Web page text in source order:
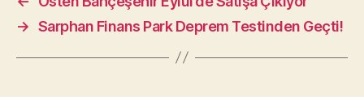
→ Sarphan Finans Park Deprem Testinden Geçti!